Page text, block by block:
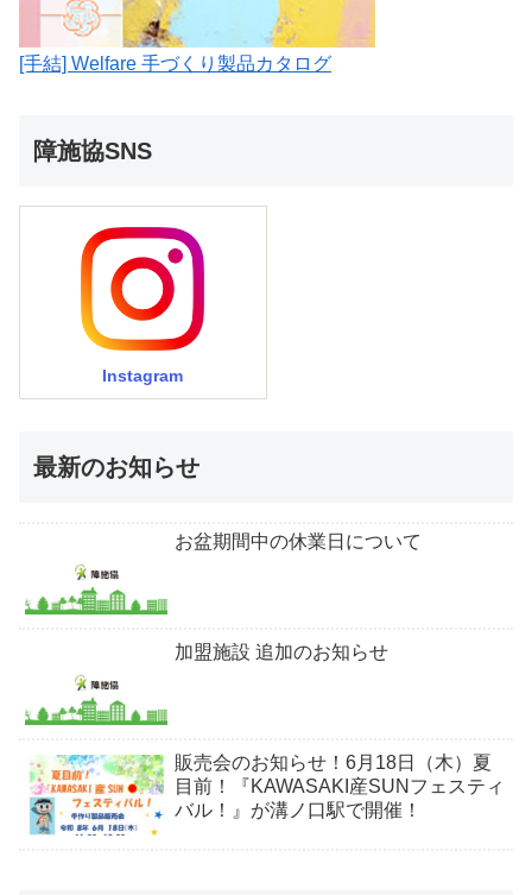
[手結] Welfare 手づくり製品カタログ
障施協SNS
Instagram
最新のお知らせ
お盆期間中の休業日について
加盟施設 追加のお知らせ
販売会のお知らせ！6月18日（木）夏
目前！『KAWASAKI産SUNフェスティ
バル！』が溝ノ口駅で開催！